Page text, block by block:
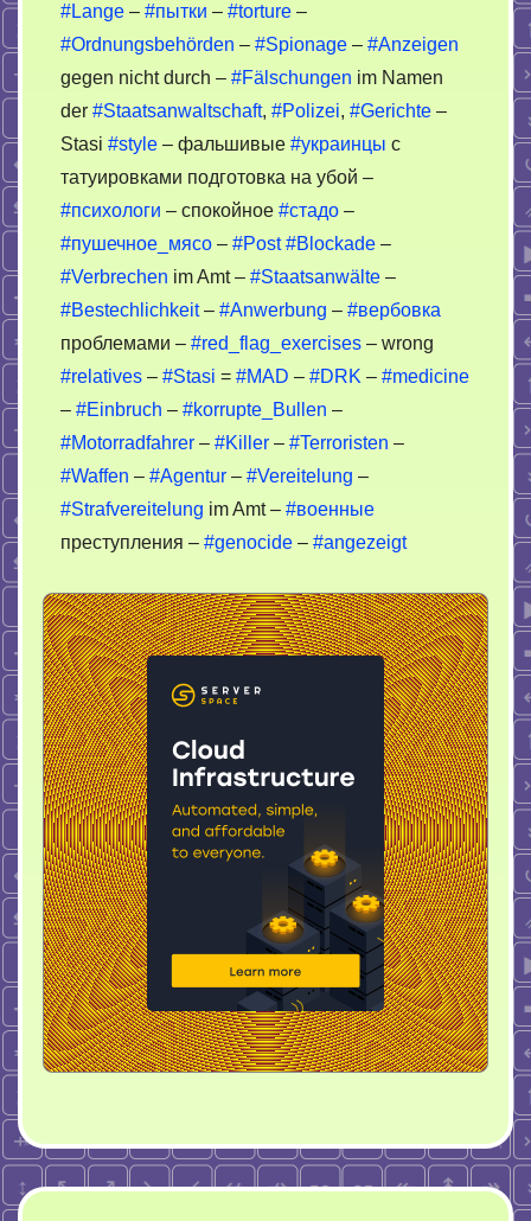
#Lange – #пытки – #torture –
#Ordnungsbehörden – #Spionage – #Anzeigen
gegen nicht durch – #Fälschungen im Namen
der #Staatsanwaltschaft, #Polizei, #Gerichte –
Stasi #style – фальшивые #украинцы с
татуировками подготовка на убой –
#психологи – спокойное #стадо –
#пушечное_мясо – #Post #Blockade –
#Verbrechen im Amt – #Staatsanwälte –
#Bestechlichkeit– #Anwerbung – #вербовка
проблемами – #red_flag_exercises – wrong
#relatives – #Stasi = #MAD – #DRK – #medicine
– #Einbruch – #korrupte_Bullen –
#Motorradfahrer – #Killer – #Terroristen –
#Waffen – #Agentur – #Vereitelung –
#Strafvereitelung im Amt – #военные
преступления – #genocide – #angezeigt